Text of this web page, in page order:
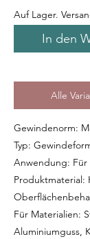
Auf Lager.
In den
Alle
Gewindenorm:
Typ:
Anwendung: Für
Produktmaterial:
Für Materialien:
Aluminiumguss,